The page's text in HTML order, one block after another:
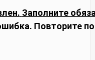
Заполните
Повторите